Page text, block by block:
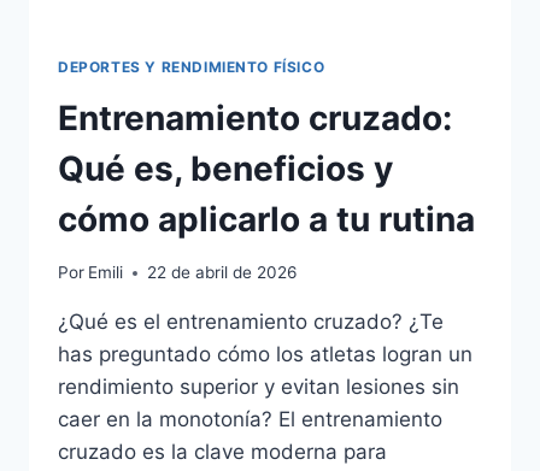
DEPORTES Y RENDIMIENTO FÍSICO
Entrenamiento cruzado:
Qué es, beneficios y
cómo aplicarlo a tu rutina
Por Emili 22 de abril de 2026
¿Qué es el entrenamiento cruzado? ¿Te
has preguntado cómo los atletas logran un
rendimiento superior y evitan lesiones sin
caer en la monotonía? El entrenamiento
cruzado es la clave moderna para